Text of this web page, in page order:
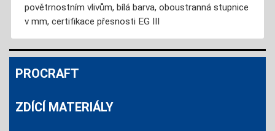
povětrnostním vlivům, bílá barva, oboustranná stupnice
v mm, certifikace přesnosti EG III
PROCRAFT
ZDÍCÍ MATERIÁLY